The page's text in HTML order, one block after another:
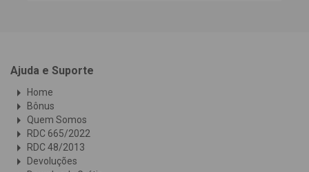
Ajuda e Suporte
arrow_right Home
arrow_right Bônus
arrow_right Quem Somos
arrow_right RDC 665/2022
arrow_right RDC 48/2013
arrow_right Devoluções